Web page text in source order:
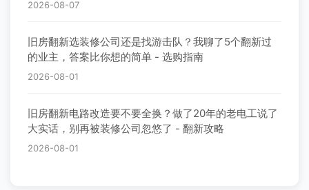
2026-08-07
旧房翻新选装修公司还是找游击队？我聊了5个翻新过
的业主，答案比你想的简单 - 选购指南
2026-08-01
旧房翻新电路改造要不要全换？做了20年的老电工说了
大实话，别再被装修公司忽悠了 - 翻新攻略
2026-08-01